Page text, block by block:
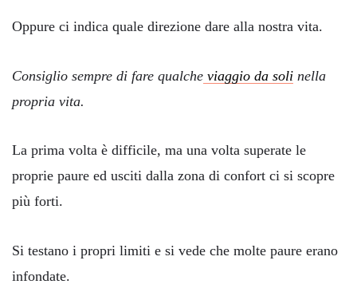
Oppure ci indica quale direzione dare alla nostra vita.
Consiglio sempre di fare qualche viaggio da soli nella
propria vita.
La prima volta è difficile, ma una volta superate le
proprie paure ed usciti dalla zona di confort ci si scopre
più forti.
Si testano i propri limiti e si vede che molte paure erano
infondate.